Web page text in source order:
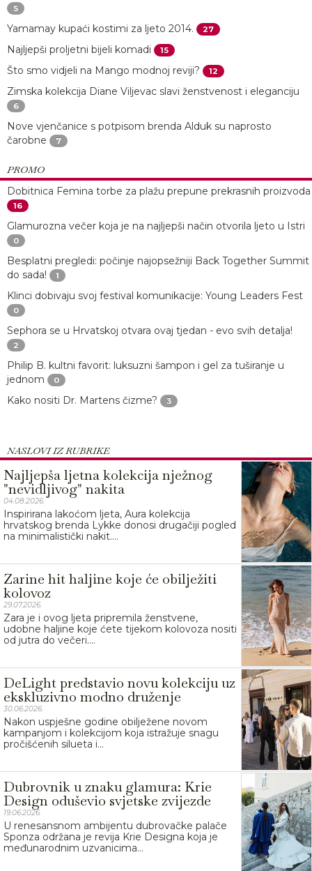
5
Yamamay kupaći kostimi za ljeto 2014. 27
Najljepši proljetni bijeli komadi 15
Što smo vidjeli na Mango modnoj reviji? 12
Zimska kolekcija Diane Viljevac slavi ženstvenost i eleganciju
6
Nove vjenčanice s potpisom brenda Alduk su naprosto
čarobne
7
PROMO
Dobitnica Femina torbe za plažu prepune prekrasnih proizvoda
16
Glamurozna večer koja je na najljepši način otvorila ljeto u Istri
0
Besplatni pregledi: počinje najopsežniji Back Together Summit
do sada!
1
Klinci dobivaju svoj festival komunikacije: Young Leaders Fest
0
Sephora se u Hrvatskoj otvara ovaj tjedan - evo svih detalja!
2
Philip B. kultni favorit: luksuzni šampon i gel za tuširanje u
jednom
0
Kako nositi Dr. Martens čizme? 3
NASLOVI IZ RUBRIKE
Najljepša ljetna kolekcija nježnog
"nevidljivog" nakita
04.08.2026.
Inspirirana lakoćom ljeta, Aura kolekcija
hrvatskog brenda Lykke donosi drugačiji pogled
na minimalistički nakit....
Zarine hit haljine koje će obilježiti
kolovoz
29.07.2026.
Zara je i ovog ljeta pripremila ženstvene,
udobne haljine koje ćete tijekom kolovoza nositi
od jutra do večeri....
DeLight predstavio novu kolekciju uz
ekskluzivno modno druženje
30.06.2026.
Nakon uspješne godine obilježene novom
kampanjom i kolekcijom koja istražuje snagu
pročišćenih silueta i...
Dubrovnik u znaku glamura: Krie
Design oduševio svjetske zvijezde
19.06.2026.
U renesansnom ambijentu dubrovačke palače
Sponza održana je revija Krie Designa koja je
međunarodnim uzvanicima...